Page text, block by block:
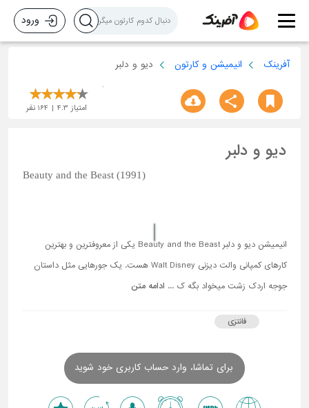
ورود
آفرینک انیمیشن و کارتون دیو و دلبر
امتیاز 4.3
164 نفر
دیو و دلبر
Beauty and the Beast (1991)
انیمیشن دیو و دلبر Beauty and the Beast یکی از معروفترین و بهترین
کارهای کمپانی والت دیزنی Walt Disney هست. یک جورهایی مثل داستان
جوجه اردک زشت میخواد بگه ک ... ادامه متن
فانتزی
برای تماشا، وارد حساب کاربری خود شوید